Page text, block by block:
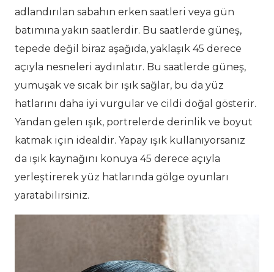
adlandırılan sabahın erken saatleri veya gün
batımına yakın saatlerdir. Bu saatlerde güneş,
tepede değil biraz aşağıda, yaklaşık 45 derece
açıyla nesneleri aydınlatır. Bu saatlerde güneş,
yumuşak ve sıcak bir ışık sağlar, bu da yüz
hatlarını daha iyi vurgular ve cildi doğal gösterir.
Yandan gelen ışık, portrelerde derinlik ve boyut
katmak için idealdir. Yapay ışık kullanıyorsanız
da ışık kaynağını konuya 45 derece açıyla
yerleştirerek yüz hatlarında gölge oyunları
yaratabilirsiniz.